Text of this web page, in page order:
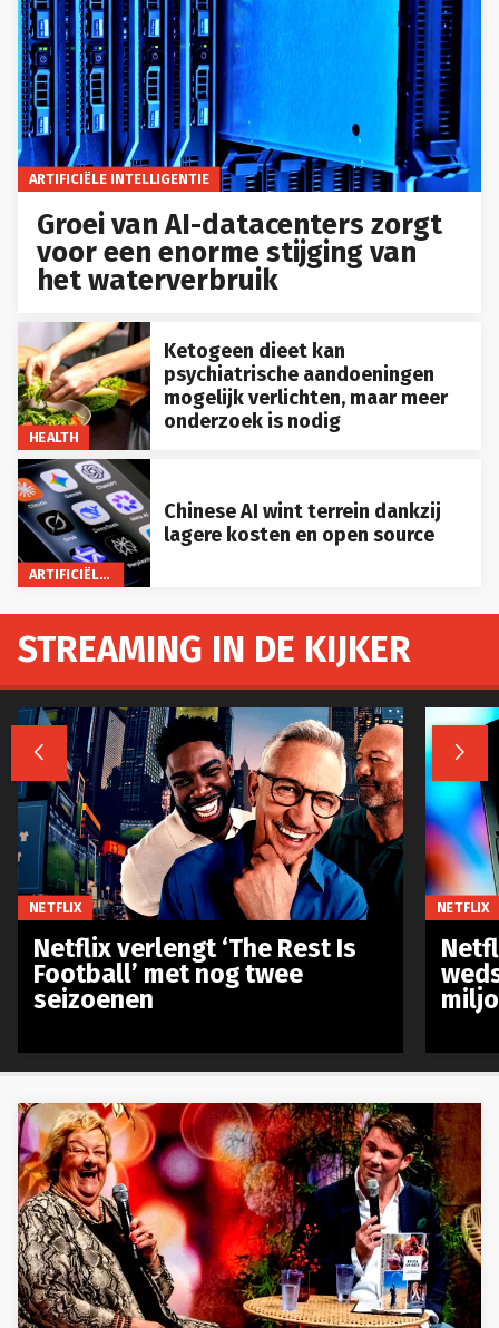
ARTIFICIËLE INTELLIGENTIE
Groei van AI-datacenters zorgt
voor een enorme stijging van
het waterverbruik
HEALTH
Ketogeen dieet kan
psychiatrische aandoeningen
mogelijk verlichten, maar meer
onderzoek is nodig
ARTIFICIËLE INTELLIGENTIE
Chinese AI wint terrein dankzij
lagere kosten en open source
STREAMING IN DE KIJKER
 
NETFLIX
Netflix verlengt ‘The Rest Is
Football’ met nog twee
seizoenen
NETFLIX